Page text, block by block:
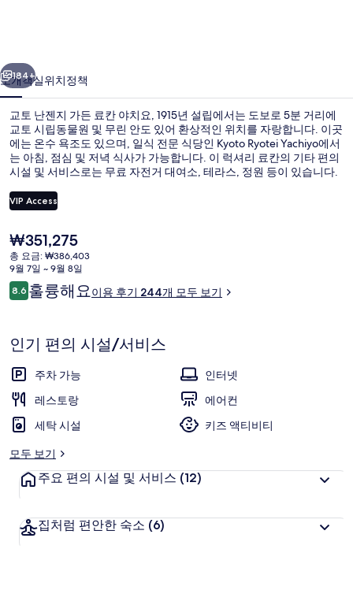
료
칸
야
치
요,
1915
설
립
의
진
갤
러
리
다음
184+
소개객실위치정책
교토 난젠지 가든 료칸 야치요, 1915년 설립에서는 도보로 5분 거리에
교토 시립동물원 및 무린 안도 있어 환상적인 위치를 자랑합니다. 이곳
에는 온수 욕조도 있으며, 일식 전문 식당인 Kyoto Ryotei Yachiyo에서
는 아침, 점심 및 저녁 식사가 가능합니다. 이 럭셔리 료칸의 기타 편의
시설 및 서비스로는 무료 자전거 대여소, 테라스, 정원 등이 있습니다.
박 시설은 대중 교통편을 이용하기가 편리해요. 게아게 역의 경우 7분
만 걸으면 갈 수 있고 히가시야마 역도 13분 거리에 있어요.
VIP Access
현
재
가
격
은
₩351,275
총 요금: ₩386,403
9월 7일 ~ 9월 8일
이
용
기
8.610점 만점 중 8.6점.
훌륭해요이용 후기 244개 모두 보기
인기 편의 시설/서비스
주차 가능
인터넷
레스토랑
에어컨
세탁 시설
키즈 액티비티
모두 보기
주요 편의 시설 및 서비스 (12)
집처럼 편안한 숙소 (6)